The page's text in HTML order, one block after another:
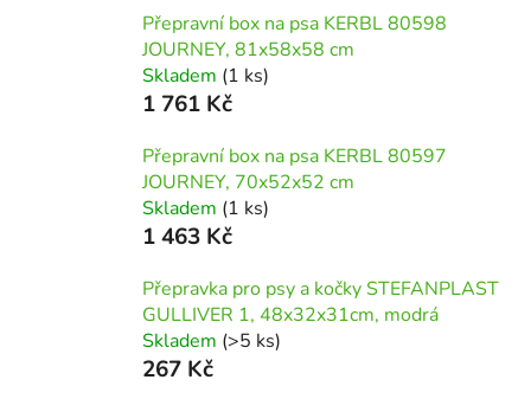
Přepravní box na psa KERBL 80598
JOURNEY, 81x58x58 cm
Skladem (1 ks)
1 761 Kč
Přepravní box na psa KERBL 80597
JOURNEY, 70x52x52 cm
Skladem (1 ks)
1 463 Kč
Přepravka pro psy a kočky STEFANPLAST
GULLIVER 1, 48x32x31cm, modrá
Skladem (>5 ks)
267 Kč